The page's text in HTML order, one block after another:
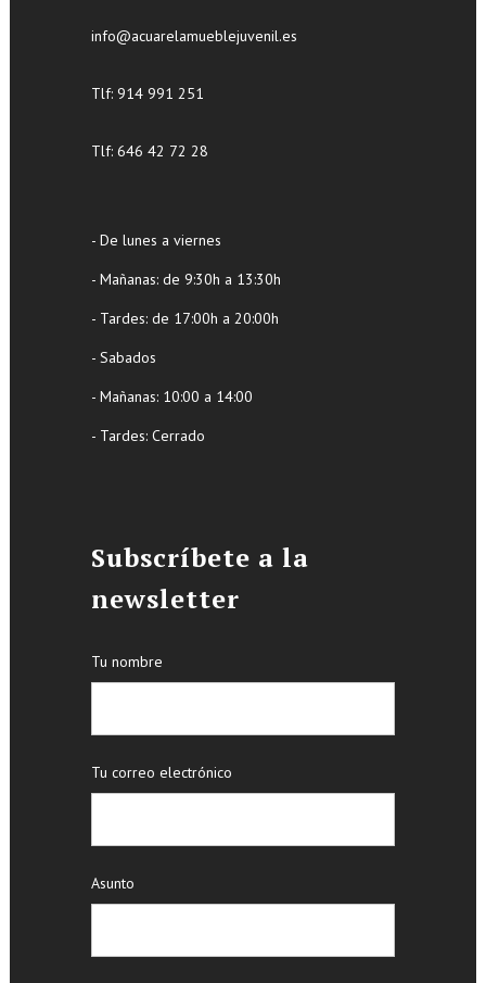
info@acuarelamueblejuvenil.es
Tlf: 914 991 251
Tlf: 646 42 72 28
- De lunes a viernes
- Mañanas: de 9:30h a 13:30h
- Tardes: de 17:00h a 20:00h
- Sabados
- Mañanas: 10:00 a 14:00
- Tardes: Cerrado
Subscríbete a la
newsletter
Tu nombre
Tu correo electrónico
Asunto